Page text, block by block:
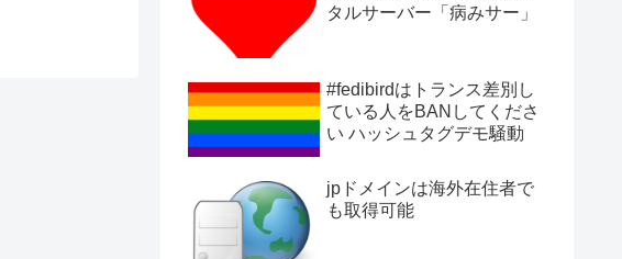
タルサーバー「病みサー」
#fedibirdはトランス差別し
ている人をBANしてくださ
い ハッシュタグデモ騒動
jpドメインは海外在住者で
も取得可能